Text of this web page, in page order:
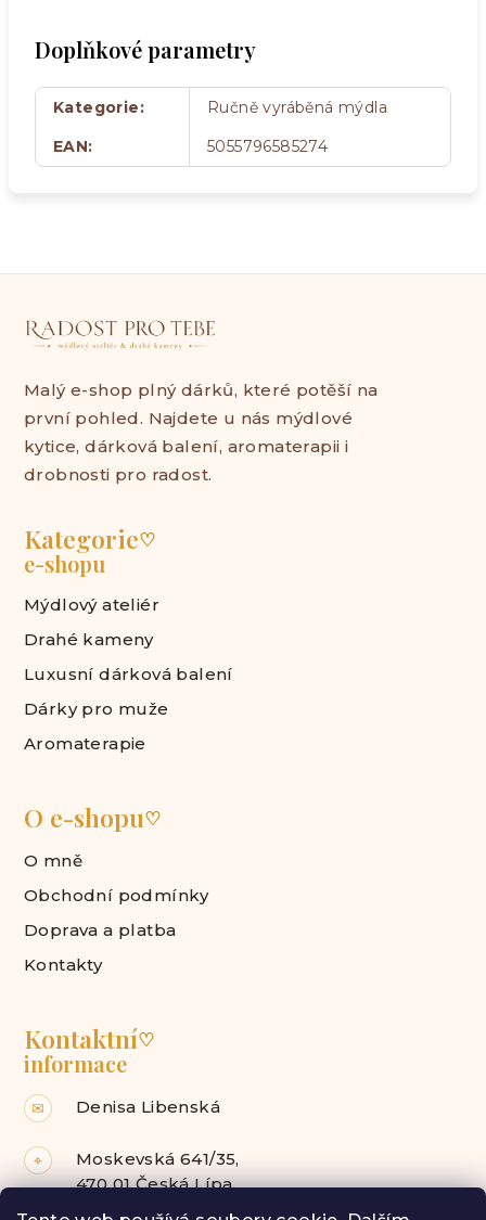
Doplňkové parametry
Kategorie:
Ručně vyráběná mýdla
EAN: 5055796585274
Malý e-shop plný dárků, které potěší na
první pohled. Najdete u nás mýdlové
kytice, dárková balení, aromaterapii i
drobnosti pro radost.
Kategorie♡
e-shopu
Mýdlový ateliér
Drahé kameny
Luxusní dárková balení
Dárky pro muže
Aromaterapie
O e-shopu♡
O mně
Obchodní podmínky
Doprava a platba
Kontakty
Kontaktní♡
informace
✉ Denisa Libenská
⌖
Moskevská 641/35,
470 01 Česká Lípa